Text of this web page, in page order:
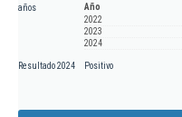
años
Año
2022
2023
2024
Resultado 2024 Positivo